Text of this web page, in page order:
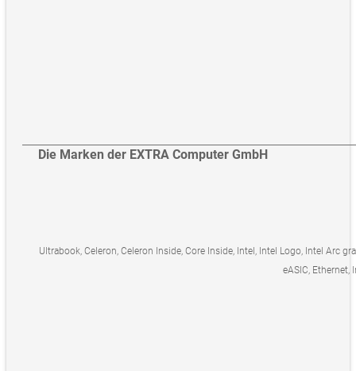
Die Marken der EXTRA Computer GmbH
Ultrabook, Celeron, Celeron Inside, Core Inside, Intel, Intel Logo, Intel Arc
eASIC, Ethernet,